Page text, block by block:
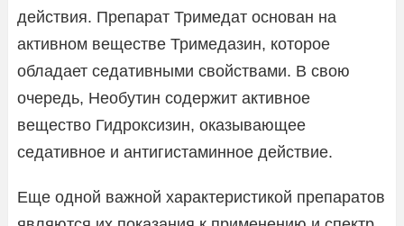
действия. Препарат Тримедат основан на
активном веществе Тримедазин, которое
обладает седативными свойствами. В свою
очередь, Необутин содержит активное
вещество Гидроксизин, оказывающее
седативное и антигистаминное действие.
Еще одной важной характеристикой препаратов